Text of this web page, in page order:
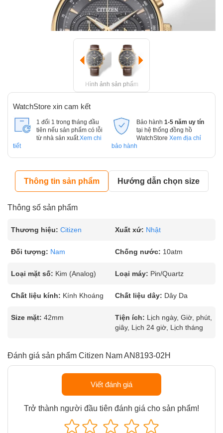
Hình ảnh sản phẩm
WatchStore xin cam kết
1 đổi 1 trong tháng đầu
tiên nếu sản phẩm có lỗi
từ nhà sản xuất. Xem chi
tiết
Bảo hành 1-5 năm uy tín
tại hệ thống đồng hồ
WatchStore Xem địa chỉ
bảo hành
Thông tin sản phẩm Hướng dẫn chọn size
Thông số sản phẩm
Thương hiệu: Citizen Xuất xứ: Nhật
Đối tượng: Nam Chống nước: 10atm
Loại mặt số: Kim (Analog) Loại máy: Pin/Quartz
Chất liệu kính: Kính Khoáng Chất liệu dây: Dây Da
Size mặt: 42mm Tiện ích: Lịch ngày, Giờ, phút,
giây, Lịch 24 giờ, Lịch tháng
Đánh giá sản phẩm Citizen Nam AN8193-02H
Viết đánh giá
Trở thành người đầu tiên đánh giá cho sản phẩm!